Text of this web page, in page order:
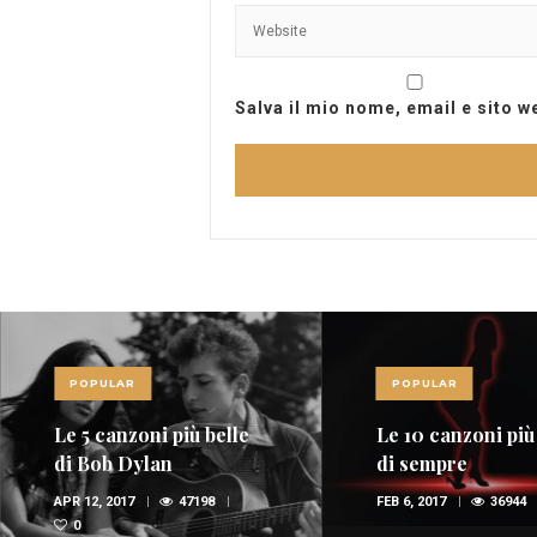
Salva il mio nome, email e sito
POPULAR
Le 5 canzoni più belle
di Bob Dylan
APR 12, 2017
47198
0
POPULAR
Le 10 canzoni
di sempre
FEB 6, 2017 36944